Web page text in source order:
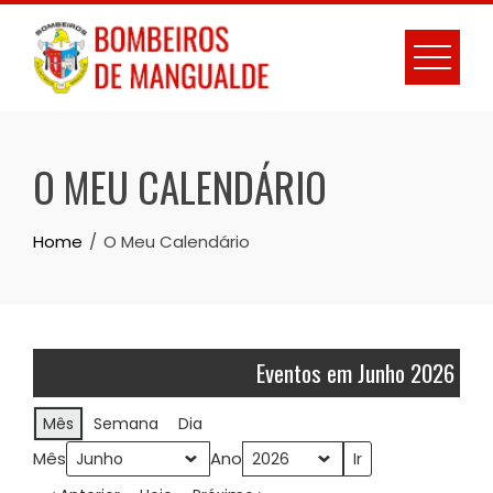
Skip
content
O MEU CALENDÁRIO
Home O Meu Calendário
Eventos em Junho 2026
Mês Semana Dia
Mês Ano